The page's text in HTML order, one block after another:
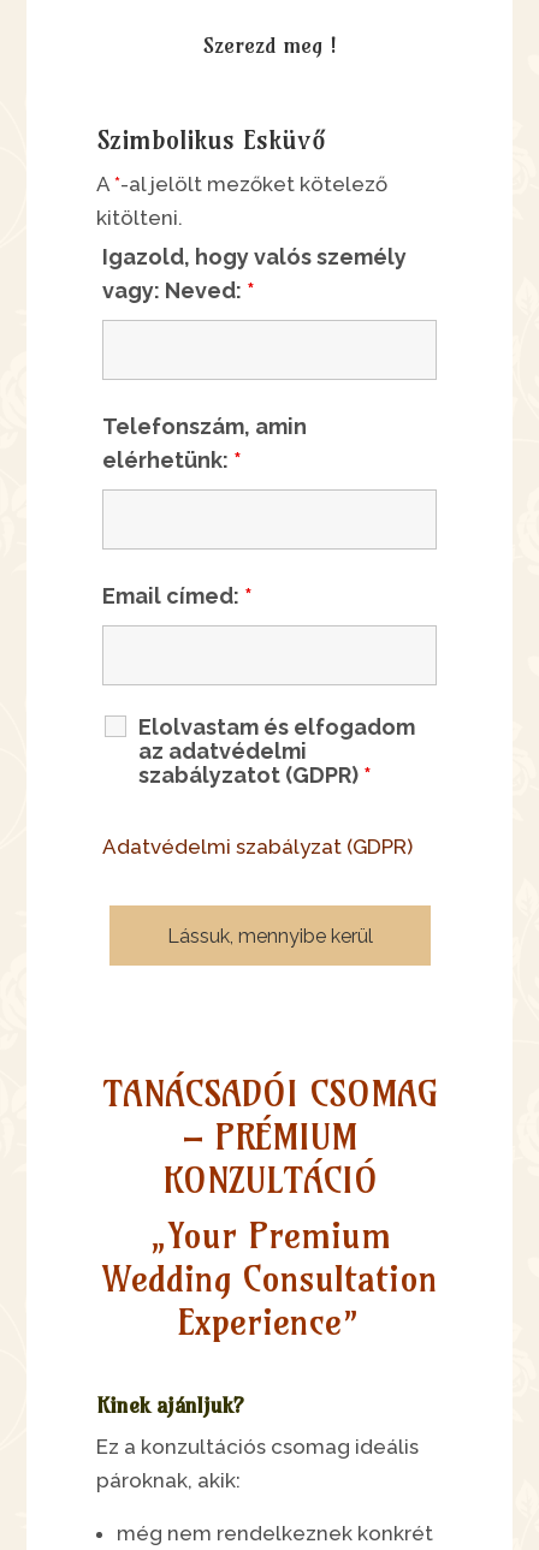
Szerezd meg !
Szimbolikus Esküvő
A*-al jelölt mezőket kötelező
kitölteni.
Igazold, hogy valós személy
vagy: Neved: *
Telefonszám, amin
elérhetünk: *
Email címed: *
Elolvastam és elfogadom
az adatvédelmi
szabályzatot (GDPR) *
Adatvédelmi szabályzat (GDPR)
TANÁCSADÓI CSOMAG
– PRÉMIUM
KONZULTÁCIÓ
„Your Premium
Wedding Consultation
Experience”
Kinek ajánljuk?
Ez a konzultációs csomag ideális
pároknak, akik:
még nem rendelkeznek konkrét